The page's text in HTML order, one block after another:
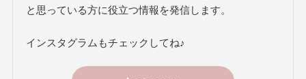
と思っている方に役立つ情報を発信します。
インスタグラムもチェックしてね♪